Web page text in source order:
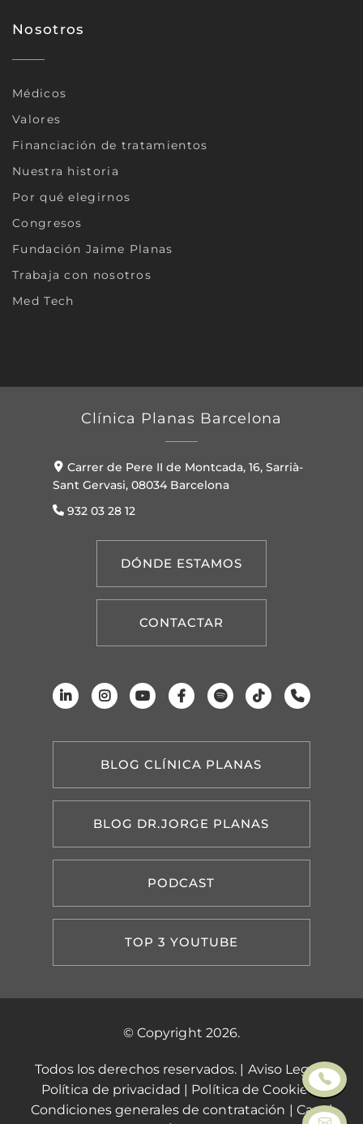
Nosotros
Médicos
Valores
Financiación de tratamientos
Nuestra historia
Por qué elegirnos
Congresos
Fundación Jaime Planas
Trabaja con nosotros
Med Tech
Clínica Planas Barcelona
Carrer de Pere II de Montcada, 16, Sarrià-
Sant Gervasi, 08034 Barcelona
932 03 28 12
DÓNDE ESTAMOS
CONTACTAR
BLOG CLÍNICA PLANAS
BLOG DR.JORGE PLANAS
PODCAST
TOP 3 YOUTUBE
© Copyright 2026.
Todos los derechos reservados. | Aviso Legal|
Política de privacidad | Política de Cookies|
Condiciones generales de contratación | Canal